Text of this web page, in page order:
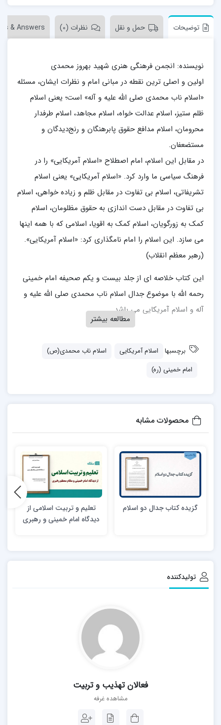
توضیحات حمل و نقل نظرات (0) & Answers
نویسنده: انجمن فرهنگی هنری شهید بهروز محمدی
اولین و اصلی ترین نقطه در مبانی امام و نظرات ایشان، مسئله
«اسلام ناب محمدی صلی الله علیه و آله» است؛ یعنی اسلام
ظلم ستیز، اسلام عدالت خواه، اسلام مجاهد، اسلام طرفدار
محرومان، اسلام مدافع حقوق پابرهنگان و رنج‌دیدگان و
مستضعفان.
در مقابل این اسلام، امام اصطلاح «اسلام آمریکایی» را در
فرهنگ سیاسی ما وارد کرد. «اسلام آمریکایی» یعنی اسلام
تشریفاتی، اسلام بی تفاوت در مقابل ظلم و زیاده خواهی، اسلام
بی تفاوت در مقابل دست اندازی به حقوق مظلومان، اسلام
کمک به زورگویان، اسلام کمک به اقویا، اسلامی که با همه اینها
می سازد. این اسلام را امام نامگذاری کرد: «اسلام آمریکایی».
(رهبر معظم انقلاب)
این کتاب خلاصه ای از جلد بیست و یکم صحیفه امام خمینی
رحمه الله با موضوع جدال اسلام ناب محمدی صلی الله علیه و
آله و اسلام آمریکایی می باشد.
مطالعه بیشتر
برچسبها اسلام آمریکایی
اسلام ناب محمدی(ص)
امام خمینی (ره)
محصولات مشابه
گزیده کتاب جدال دو اسلام
تعلیم و تربیت اسلامی از
دیدگاه امام خمینی و رهبری
تولیدکننده
فعالان تهذیب و تربیت
مشاهده غرفه